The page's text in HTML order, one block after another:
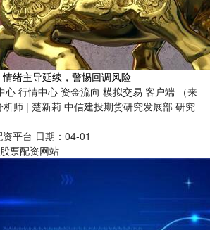
绪主导延续，警惕回调风险
心 行情中心 资金流向 模拟交易 客户端 （来
师 | 楚新莉 中信建投期货研究发展部 研究
平台 日期：04-01
票配资网站